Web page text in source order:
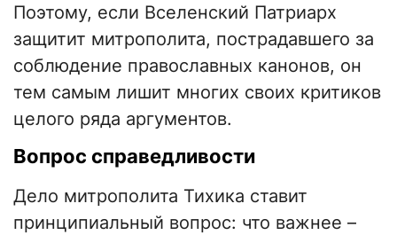
Поэтому, если Вселенский Патриарх
защитит митрополита, пострадавшего за
соблюдение православных канонов, он
тем самым лишит многих своих критиков
целого ряда аргументов.
Вопрос справедливости
Дело митрополита Тихика ставит
принципиальный вопрос: что важнее –